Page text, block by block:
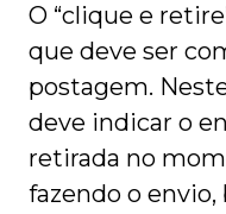
O “clique e
que deve ser
postagem.
deve indicar o
retirada no
fazendo o